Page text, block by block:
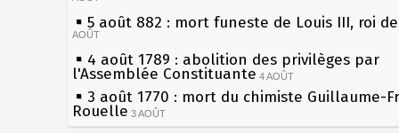
5 août 882 : mort funeste de Louis III, roi
AOÛT
4 août 1789 : abolition des privilèges par
l'Assemblée Constituante 4 AOÛT
3 août 1770 : mort du chimiste Guillaume-
Rouelle 3 AOÛT